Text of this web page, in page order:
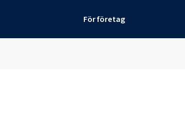
För företag